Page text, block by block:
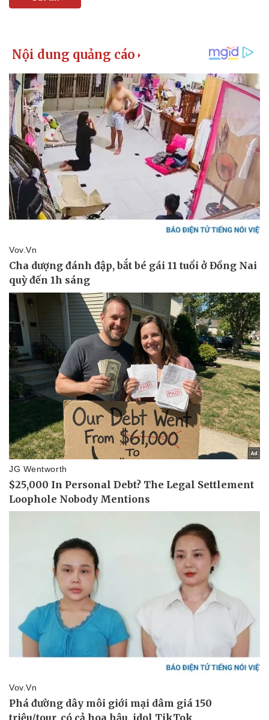
Doanh nghiệp
Thông tin doanh nghiệp
Doanh nghiệp 24h
Doanh nhân
Vì cộng đồng
Sành điệu
Tin Công nghệ
Trải nghiệm
Chuyển đổi số